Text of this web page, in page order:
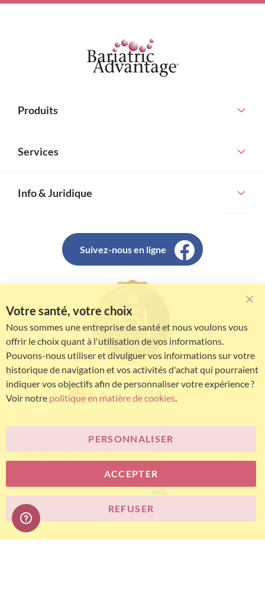
Produits
Services
Info & Juridique
Suivez-nous en ligne
© Bariatric Advantage® est une marque du groupe
Metagenics. Tous droits réservés.
E-commerce
Votre santé, votre choix
Nous sommes une entreprise de santé et nous voulons vous
offrir le choix quant à l'utilisation de vos informations.
Pouvons-nous utiliser et divulguer vos informations sur votre
historique de navigation et vos activités d'achat qui pourraient
indiquer vos objectifs afin de personnaliser votre expérience ?
Voir notre politique en matière de cookies.
ACCEPTER
PERSONNALISER
REFUSER